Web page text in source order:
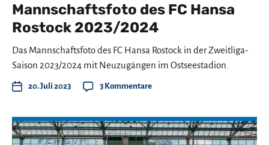
Mannschaftsfoto des FC Hansa
Rostock 2023/2024
Das Mannschaftsfoto des FC Hansa Rostock in der Zweitliga-
Saison 2023/2024 mit Neuzugängen im Ostseestadion.
20. Juli 2023 3 Kommentare